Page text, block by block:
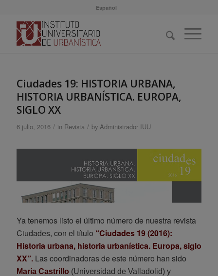
Español
Ciudades 19: HISTORIA URBANA,
HISTORIA URBANÍSTICA. EUROPA,
SIGLO XX
6 julio, 2016 / in Revista / by Administrador IUU
Ya tenemos listo el último número de nuestra revista
Ciudades, con el título “Ciudades 19 (2016):
Historia urbana, historia urbanística. Europa, siglo
XX”. Las coordinadoras de este número han sido
María Castrillo (Universidad de Valladolid) y